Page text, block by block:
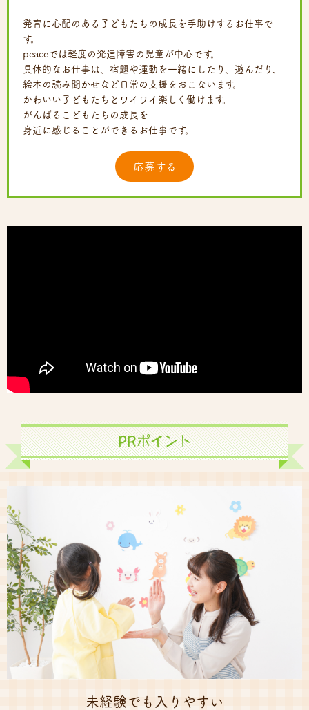
発育に心配のある子どもたちの成長を手助けするお仕事で
す。
peaceでは軽度の発達障害の児童が中心です。
具体的なお仕事は、宿題や運動を一緒にしたり、遊んだり、
絵本の読み聞かせなど日常の支援をおこないます。
かわいい子どもたちとワイワイ楽しく働けます。
がんばるこどもたちの成長を
身近に感じることができるお仕事です。
応募する
PRポイント
未経験でも入りやすい